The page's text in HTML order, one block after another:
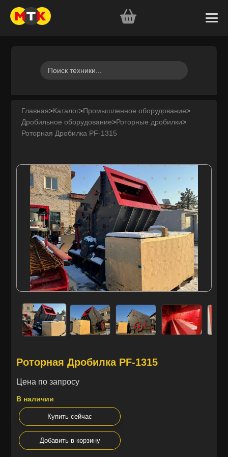
Главная>Каталог>Промышленное оборудование>
Дробильное оборудование>Роторные дробилки>
Роторная Дробилка PF-1315
Роторная Дробилка PF-1315
Цена по запросу
В наличии
Купить сейчас
Добавить в корзину